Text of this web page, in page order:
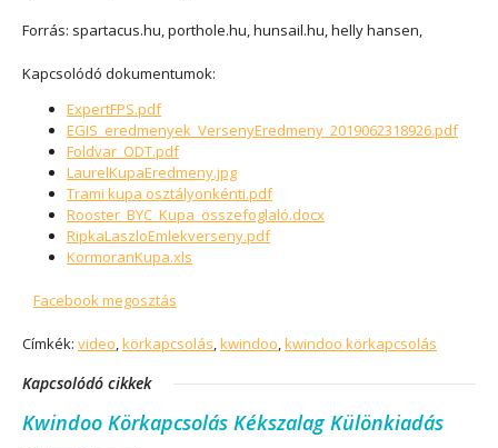
Forrás: spartacus.hu, porthole.hu, hunsail.hu, helly hansen,
Kapcsolódó dokumentumok:
ExpertFPS.pdf
EGIS_eredmenyek_VersenyEredmeny_2019062318926.pdf
Foldvar_ODT.pdf
LaurelKupaEredmeny.jpg
Trami kupa osztályonkénti.pdf
Rooster_BYC_Kupa_összefoglaló.docx
RipkaLaszloEmlekverseny.pdf
KormoranKupa.xls
Facebook megosztás
Címkék: video,körkapcsolás,kwindoo,kwindoo körkapcsolás
Kapcsolódó cikkek
Kwindoo Körkapcsolás Kékszalag Különkiadás